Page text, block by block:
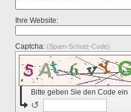
Ihre Website:
Captcha: (Spam-Schutz-Code)
Bitte geben Sie den Code ein
↺